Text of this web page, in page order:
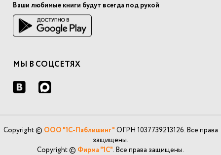
Ваши любимые книги будут всегда под рукой
МЫ В СОЦСЕТЯХ
Copyright © ООО "1С-Паблишинг" ОГРН 1037739213126. Все права
защищены.
Copyright © Фирма "1С". Все права защищены.